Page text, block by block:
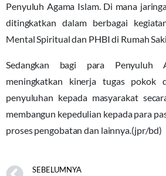
Penyuluh Agama Islam. Di mana
ditingkatkan dalam berbagai
Mental Spiritual dan PHBI di Rumah
Sedangkan bagi para Penyuluh
meningkatkan kinerja tugas pokok
penyuluhan kepada masyarakat
membangun kepedulian kepada para
proses pengobatan dan lainnya.(jpr/bd)
SEBELUMNYA